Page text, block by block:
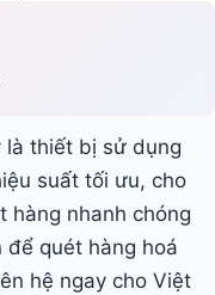
là thiết bị sử dụng
suất tối ưu, cho
hàng nhanh chóng
quét hàng hoá
hệ ngay cho Việt